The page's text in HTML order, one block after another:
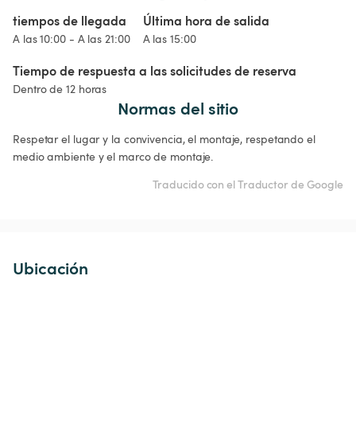
tiempos de llegada
A las 10:00 - A las 21:00
Última hora de salida
A las 15:00
Tiempo de respuesta a las solicitudes de reserva
Dentro de 12 horas
Normas del sitio
Respetar el lugar y la convivencia, el montaje, respetando el
medio ambiente y el marco de montaje.
Traducido con el Traductor de Google
Ubicación